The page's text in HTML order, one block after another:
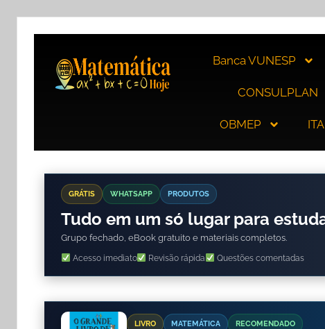
Banca VUNESP
CONSULPLAN
OBMEP ITA
GRÁTIS WHATSAPP PRODUTOS
Tudo em um só lugar para
Grupo fechado, eBook gratuito e materiais completos.
Acesso imediato Revisão rápida Questões comentadas
LIVRO MATEMÁTICA RECOMENDADO